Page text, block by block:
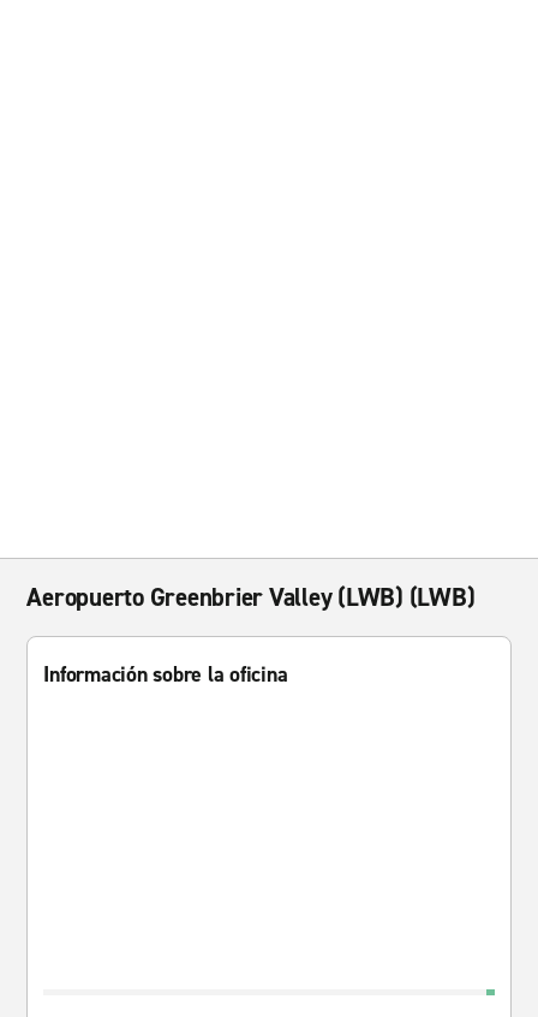
Aeropuerto Greenbrier Valley (LWB) (LWB)
Información sobre la oficina